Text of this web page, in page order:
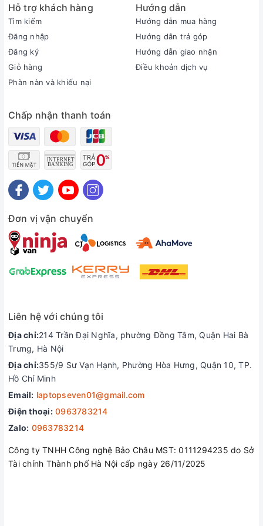
Kết luận :Dell Alienware M17 R2 thực sự là một dòng Laptop
Gaming tuyệt vời . Hãy liên hệ với
Xrazerđể nhận được
những ưu đãi tốt về sản phẩm Dell Alienware M17 R2 này
nha.
Hỗ trợ khách hàng
Tìm kiếm
Đăng nhập
Đăng ký
Giỏ hàng
Phàn nàn và khiếu nại
Hướng dẫn
Hướng dẫn mua hàng
Hướng dẫn trả góp
Hướng dẫn giao nhận
Điều khoản dịch vụ
Chấp nhận thanh toán
Đơn vị vận chuyển
Liên hệ với chúng tôi
Địa chỉ:214 Trần Đại Nghĩa, phường Đồng Tâm, Quận Hai Bà
Trưng, Hà Nội
Địa chỉ:355/9 Sư Vạn Hạnh, Phường Hòa Hưng, Quận 10, TP.
Hồ Chí Minh
Email: laptopseven01@gmail.com
Điện thoại: 0963783214
Zalo: 0963783214
Công ty TNHH Công nghệ Bảo Châu MST: 0111294235 do Sở
Tài chính Thành phố Hà Nội cấp ngày 26/11/2025